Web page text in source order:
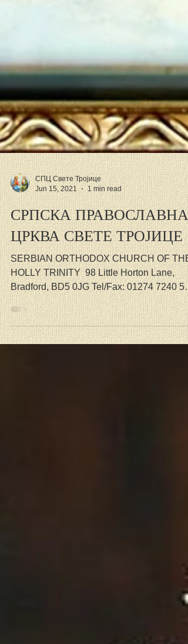
СПЦ Свете Тројице
Jun 15, 2021
1 min read
СРПСКА ПРАВОСЛАВНА
ЦРКВА СВЕТЕ ТРОЈИЦЕ
SERBIAN ORTHODOX CHURCH OF THE
HOLLY TRINITY ​ 98 Little Horton Lane,
Bradford, BD5 0JG Tel/Fax: 01274 7240
Свештеник: Жарко Д. Недић...